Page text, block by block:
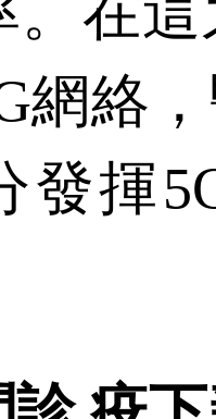
。在
網絡
發揮